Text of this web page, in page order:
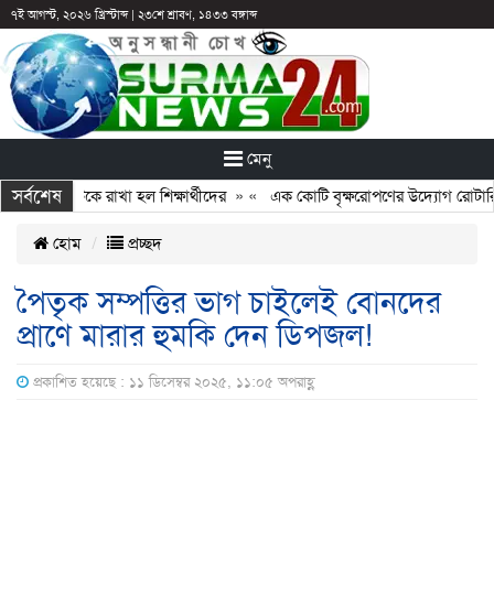
৭ই আগস্ট, ২০২৬ খ্রিস্টাব্দ| ২৩শে শ্রাবণ, ১৪৩৩ বঙ্গাব্দ
মেনু
সর্বশেষ
পরও আটকে রাখা হল শিক্ষার্থীদের» « এক কোটি বৃক্ষরোপণের উদ্যোগ রোটারি
হোম প্রচ্ছদ
পৈতৃক সম্পত্তির ভাগ চাইলেই বোনদের
প্রাণে মারার হুমকি দেন ডিপজল!
প্রকাশিত হয়েছে : ১১ ডিসেম্বর ২০২৫, ১১:০৫ অপরাহ্ণ